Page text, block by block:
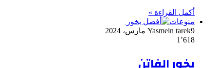
أكمل القراءة »
منوعات
Yasmein tarek9 مارس، 2024
1٬618